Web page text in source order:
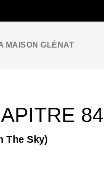
MAISON GLÉNAT
84
The Sky)